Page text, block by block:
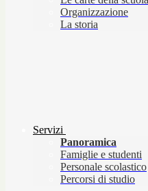
Organizzazione
La storia
Servizi
Panoramica
Famiglie e studenti
Personale scolastico
Percorsi di studio